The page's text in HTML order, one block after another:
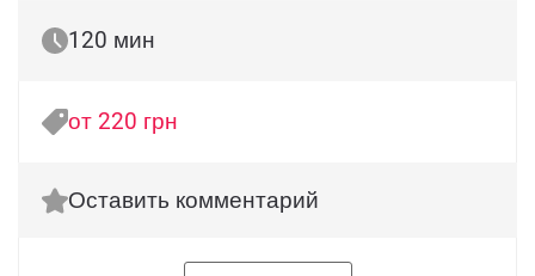
120 мин
от 220 грн
Оставить комментарий